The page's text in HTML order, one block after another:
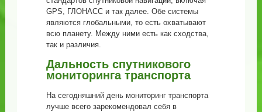
GPS, ГЛОНАСС и так далее. Обе системы
являются глобальными, то есть охватывают
всю планету. Между ними есть как сходства,
так и различия.
Дальность спутникового
мониторинга транспорта
На сегодняшний день мониторинг транспорта
лучше всего зарекомендовал себя в